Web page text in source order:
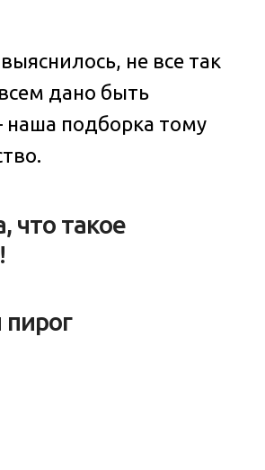
не все так
дано быть
подборка тому
что такое